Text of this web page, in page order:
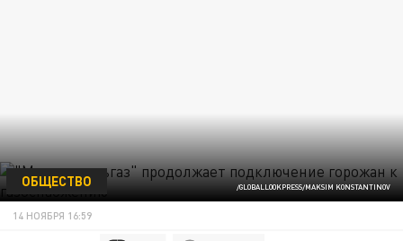
/GLOBALLOOKPRESS/MAKSIM KONSTANTINOV
ОБЩЕСТВО
14 НОЯБРЯ 16:59